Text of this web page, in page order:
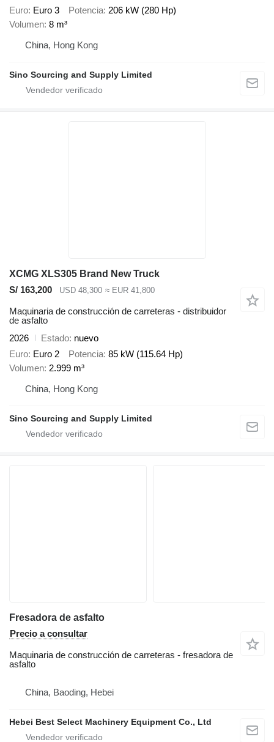
Euro Euro 3 Potencia 206 kW (280 Hp)
Volumen 8 m³
China, Hong Kong
Sino Sourcing and Supply Limited
XCMG XLS305 Brand New Truck
S/ 163,200
USD 48,300 ≈ EUR 41,800
Maquinaria de construcción de carreteras - distribuidor
de asfalto
2026
Estado nuevo
Euro Euro 2 Potencia 85 kW (115.64 Hp)
Volumen 2.999 m³
China, Hong Kong
Sino Sourcing and Supply Limited
Fresadora de asfalto
Precio a consultar
Maquinaria de construcción de carreteras - fresadora de
asfalto
China, Baoding, Hebei
Hebei Best Select Machinery Equipment Co., Ltd